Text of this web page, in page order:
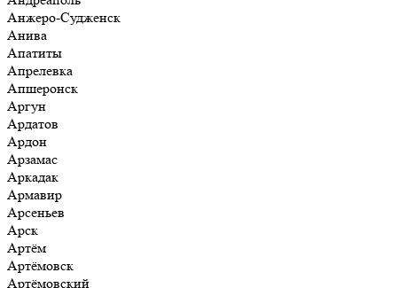
Анжеро-Судженск
Анива
Апатиты
Апрелевка
Апшеронск
Аргун
Ардатов
Ардон
Арзамас
Аркадак
Армавир
Арсеньев
Арск
Артём
Артёмовск
Артёмовский